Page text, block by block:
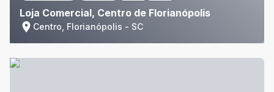
Loja Comercial, Centro de Florianópolis
Centro, Florianópolis - SC